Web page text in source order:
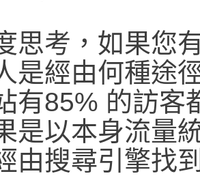
思考，如果您
是經由何種途
有85% 的訪客
是以本身流量
由搜尋引擎找